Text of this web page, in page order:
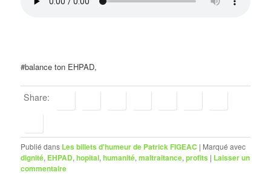
#balance ton EHPAD,
Share:
Publié dans Les billets d'humeur de Patrick FIGEAC | Marqué avec
dignité, EHPAD,hopital,humanité,maltraitance,profits | Laisser un
commentaire